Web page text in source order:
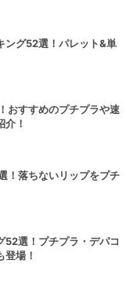
ング52選！パレット&単
おすすめのプチプラや速
！
！落ちないリップをプチ
52選！プチプラ・デパコ
登場！